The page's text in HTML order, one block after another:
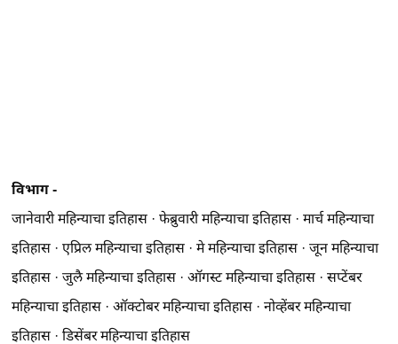
विभाग -
जानेवारी महिन्याचा इतिहास ·फेब्रुवारी महिन्याचा इतिहास ·मार्च महिन्याचा
इतिहास ·एप्रिल महिन्याचा इतिहास ·मे महिन्याचा इतिहास ·जून महिन्याचा
इतिहास ·जुलै महिन्याचा इतिहास ·ऑगस्ट महिन्याचा इतिहास ·सप्टेंबर
महिन्याचा इतिहास ·ऑक्टोबर महिन्याचा इतिहास ·नोव्हेंबर महिन्याचा
इतिहास ·डिसेंबर महिन्याचा इतिहास